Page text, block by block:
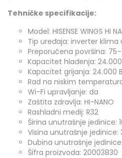
Tehničke specifikacije:
Model: HISENSE WINGS HI
Tip uređaja: inverter
Preporučena površina:
Kapacitet hlađenja:
Kapacitet grijanja: 24.000
Rad na niskim
Wi-Fi upravljanje: da
Zaštita zdravlja: HI-NANO
Rashladni medij: R32
Širina unutrašnje jedinice:
Visina unutrašnje jedinice:
Dubina unutrašnje
Šifra proizvoda: 20003830